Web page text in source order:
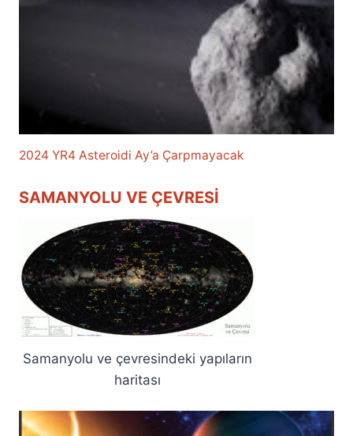
2024 YR4 Asteroidi Ay’a Çarpmayacak
SAMANYOLU VE ÇEVRESI
Samanyolu ve çevresindeki yapıların
haritası